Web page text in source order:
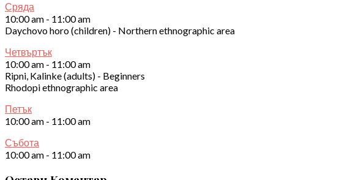
Сряда
10:00 am - 11:00 am
Daychovo horo (children) - Northern ethnographic area
Четвъртък
10:00 am - 11:00 am
Ripni, Kalinke (adults) - Beginners
Rhodopi ethnographic area
Петък
10:00 am - 11:00 am
Събота
10:00 am - 11:00 am